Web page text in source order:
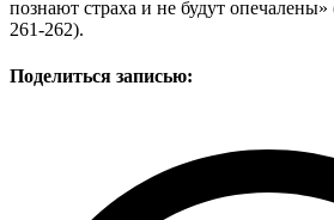
познают страха и не будут
261-262).
Поделиться записью: